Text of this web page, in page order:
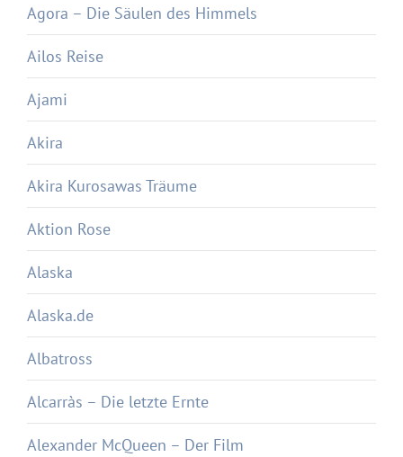
Agora – Die Säulen des Himmels
Ailos Reise
Ajami
Akira
Akira Kurosawas Träume
Aktion Rose
Alaska
Alaska.de
Albatross
Alcarràs – Die letzte Ernte
Alexander McQueen – Der Film